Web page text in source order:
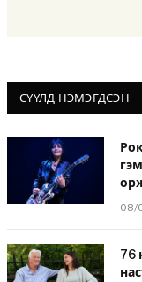
СҮҮЛД НЭМЭГДСЭН
08/
76